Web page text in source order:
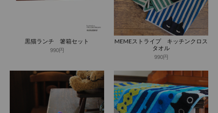
黒猫ランチ 箸箱セット
990円
MEMEストライプ キッチンクロス
タオル
990円